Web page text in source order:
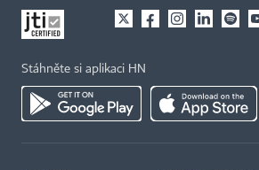
Stáhněte si aplikaci HN